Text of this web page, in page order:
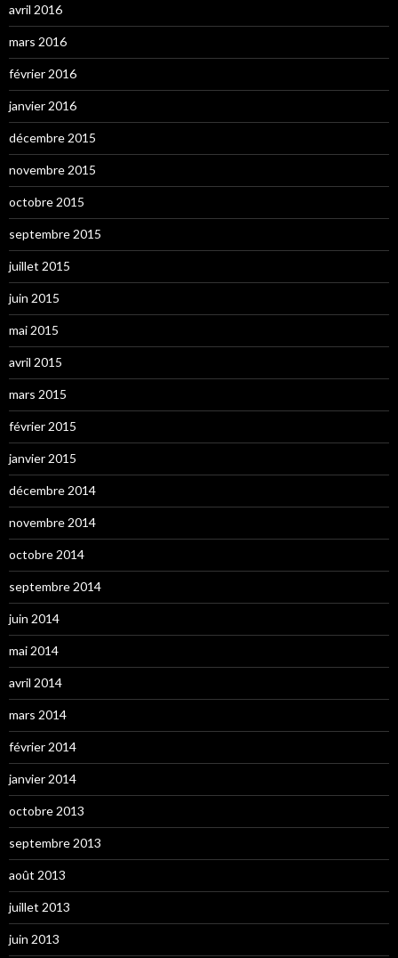
avril 2016
mars 2016
février 2016
janvier 2016
décembre 2015
novembre 2015
octobre 2015
septembre 2015
juillet 2015
juin 2015
mai 2015
avril 2015
mars 2015
février 2015
janvier 2015
décembre 2014
novembre 2014
octobre 2014
septembre 2014
juin 2014
mai 2014
avril 2014
mars 2014
février 2014
janvier 2014
octobre 2013
septembre 2013
août 2013
juillet 2013
juin 2013